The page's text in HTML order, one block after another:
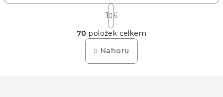
O
v
l
á
S
t
r
á
n
k
o
1
6
70 položek celkem
Nahoru